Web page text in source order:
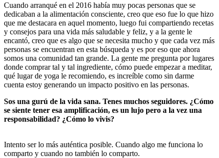
Cuando arranqué en el 2016 había muy pocas personas que se
dedicaban a la alimentación consciente, creo que eso fue lo que hizo
que me destacara en aquel momento, luego fui compartiendo recetas
y consejos para una vida más saludable y feliz, y a la gente le
encantó, creo que es algo que se necesita mucho y que cada vez más
personas se encuentran en esta búsqueda y es por eso que ahora
somos una comunidad tan grande. La gente me pregunta por lugares
donde comprar tal y tal ingrediente, cómo puede empezar a meditar,
qué lugar de yoga le recomiendo, es increíble como sin darme
cuenta estoy generando un impacto positivo en las personas.
Sos una gurú de la vida sana. Tenes muchos seguidores. ¿Cómo
se siente tener esa amplificación, es un lujo pero a la vez una
responsabilidad? ¿Cómo lo vivis?
Intento ser lo más auténtica posible. Cuando algo me funciona lo
comparto y cuando no también lo comparto.